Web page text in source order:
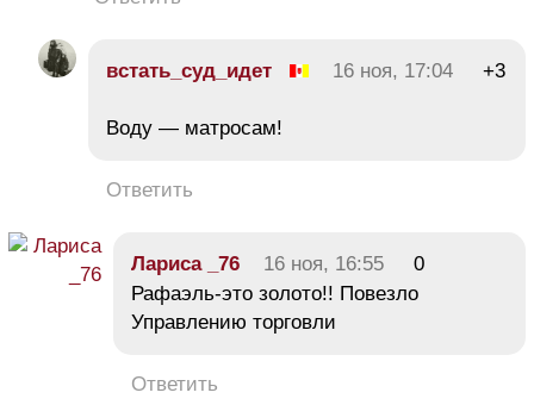
встать_суд_идет 16 ноя, 17:04 +3
Воду — матросам!
Ответить
Лариса _76 16 ноя, 16:55
0
Рафаэль-это золото!! Повезло
Управлению торговли
Ответить